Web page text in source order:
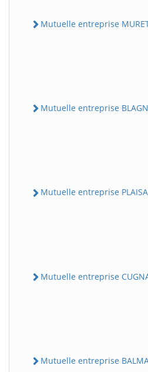
Mutuelle entreprise
Mutuelle entreprise
Mutuelle entreprise
Mutuelle entreprise
Mutuelle entreprise